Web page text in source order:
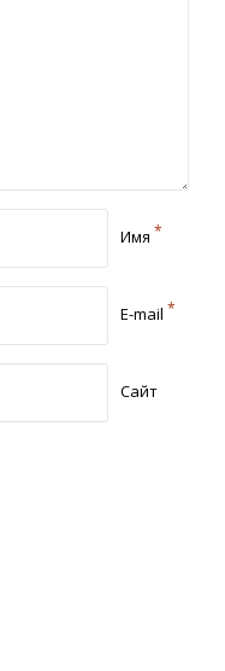
Имя *
E-mail *
Сайт